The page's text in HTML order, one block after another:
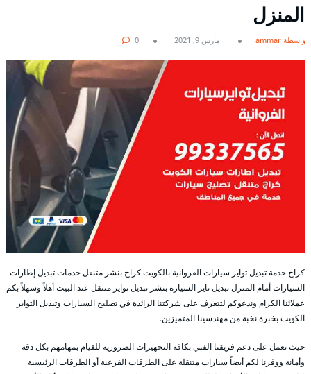
المنزل
بواسطة ammar مارس 9, 2021 0
كراج خدمة تبديل تواير سيارات الفروانية بالكويت كراج بنشر متنقل خدمات تبديل إطارات
السيارات أمام المنزل تبديل تاير السيارة بنشر تبديل تواير متنقل عند البيت أهلاً وسهلاً بكم
عملائنا الكرام وندعوكم لتتعرف على شركتنا الرائدة في تصليح السيارات وتبديل التواير
الكويت بخبرة نخبة من مهندسينا المتميزين.
حيث نعمل على دعم فريقنا الفني بكافة التجهيزات الضرورية للقيام بمهامهم بكل دقة
وأمانة ووفرنا لكم أيضاً سيارات متنقلة على الطرقات الفرعية أو الطرقات الرئيسية